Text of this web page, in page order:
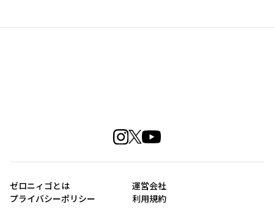
ゼロニィゴとは
運営会社
プライバシーポリシー
利用規約